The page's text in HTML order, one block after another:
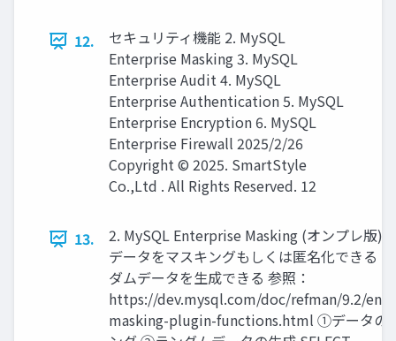
12.
セキュリティ機能 2. MySQL
Enterprise Masking 3. MySQL
Enterprise Audit 4. MySQL
Enterprise Authentication 5. MySQL
Enterprise Encryption 6. MySQL
Enterprise Firewall 2025/2/26
Copyright © 2025. SmartStyle
Co.,Ltd . All Rights Reserved. 12
13.
2. MySQL Enterprise Masking (オンプレ版)
データをマスキングもしくは匿名化できる
ダムデータを生成できる 参照：
https://dev.mysql.com/doc/refman/9.2/en/
masking-plugin-functions.html ①データの